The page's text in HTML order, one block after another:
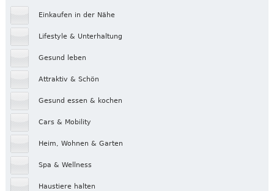
Einkaufen in der Nähe
Lifestyle & Unterhaltung
Gesund leben
Attraktiv & Schön
Gesund essen & kochen
Cars & Mobility
Heim, Wohnen & Garten
Spa & Wellness
Haustiere halten